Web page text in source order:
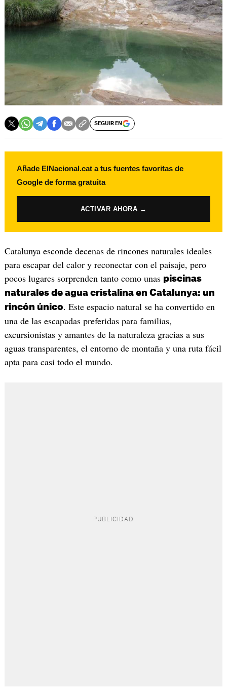
SEGUIR EN
Añade ElNacional.cat a tus fuentes favoritas de
Google de forma gratuita
ACTIVAR AHORA →
Catalunya esconde decenas de rincones naturales ideales
para escapar del calor y reconectar con el paisaje, pero
pocos lugares sorprenden tanto como unas piscinas
naturales de agua cristalina en Catalunya: un
rincón único. Este espacio natural se ha convertido en
una de las escapadas preferidas para familias,
excursionistas y amantes de la naturaleza gracias a sus
aguas transparentes, el entorno de montaña y una ruta fácil
apta para casi todo el mundo.